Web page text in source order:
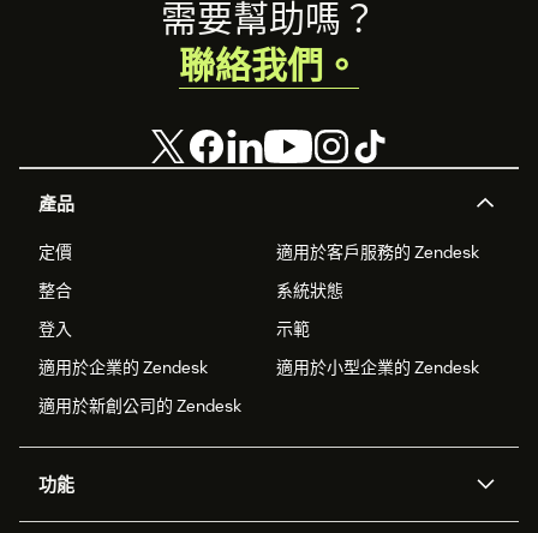
產品
定價
適用於客戶服務的 Zendesk
整合
系統狀態
登入
示範
適用於企業的 Zendesk
適用於小型企業的 Zendesk
適用於新創公司的 Zendesk
功能
需要幫助嗎？
聯絡我們。